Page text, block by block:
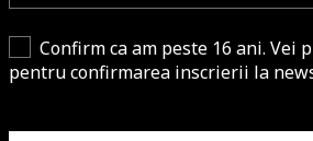
Confirm ca am peste 16 ani. Vei
pentru confirmarea inscrierii la